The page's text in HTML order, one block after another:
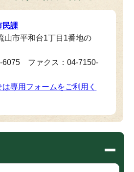
民課
市平和台1丁目1番地の
6075 ファクス：04-7150-
専用フォームをご利用く